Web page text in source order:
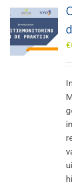
€